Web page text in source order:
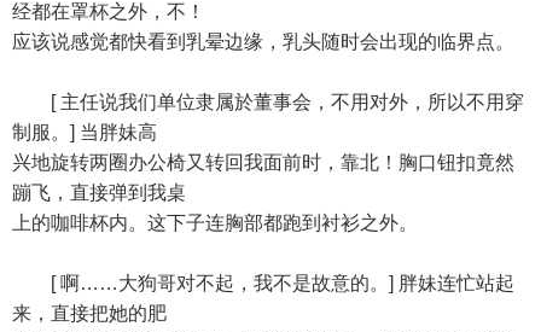
经都在罩杯之外，不！
应该说感觉都快看到乳晕边缘，乳头随时会出现的临界点。
[ 主任说我们单位隶属於董事会，不用对外，所以不用穿
制服。] 当胖妹高
兴地旋转两圈办公椅又转回我面前时，靠北！胸口钮扣竟然
蹦飞，直接弹到我桌
上的咖啡杯内。这下子连胸部都跑到衬衫之外。
[ 啊……大狗哥对不起，我不是故意的。] 胖妹连忙站起
来，直接把她的肥